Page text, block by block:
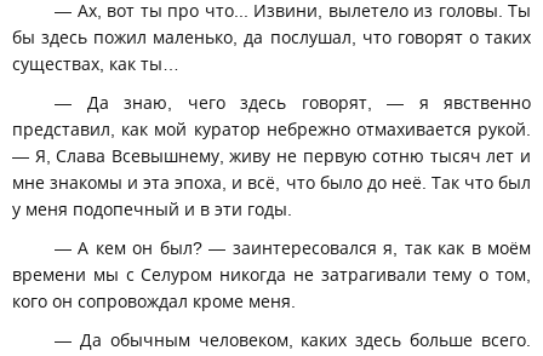
— Ах, вот ты про что... Извини, вылетело из головы. Ты
бы здесь пожил маленько, да послушал, что говорят о таких
существах, как ты…
— Да знаю, чего здесь говорят, — я явственно
представил, как мой куратор небрежно отмахивается рукой.
— Я, Слава Всевышнему, живу не первую сотню тысяч лет и
мне знакомы и эта эпоха, и всё, что было до неё. Так что был
у меня подопечный и в эти годы.
— А кем он был? — заинтересовался я, так как в моём
времени мы с Селуром никогда не затрагивали тему о том,
кого он сопровождал кроме меня.
— Да обычным человеком, каких здесь больше всего.